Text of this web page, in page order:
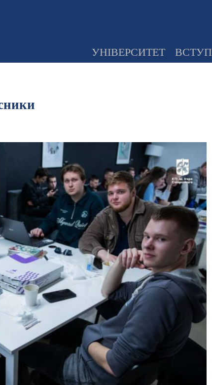
УНІВЕРСИТЕТ ВСТУП